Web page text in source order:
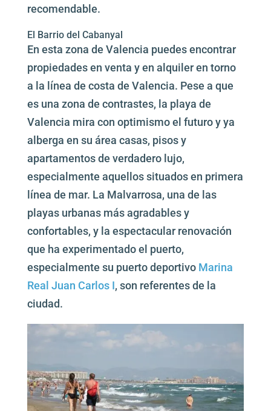
recomendable.
El Barrio del Cabanyal
En esta zona de Valencia puedes encontrar
propiedades en venta y en alquiler en torno
a la línea de costa de Valencia. Pese a que
es una zona de contrastes, la playa de
Valencia mira con optimismo el futuro y ya
alberga en su área casas, pisos y
apartamentos de verdadero lujo,
especialmente aquellos situados en primera
línea de mar. La Malvarrosa, una de las
playas urbanas más agradables y
confortables, y la espectacular renovación
que ha experimentado el puerto,
especialmente su puerto deportivo Marina
Real Juan Carlos I, son referentes de la
ciudad.